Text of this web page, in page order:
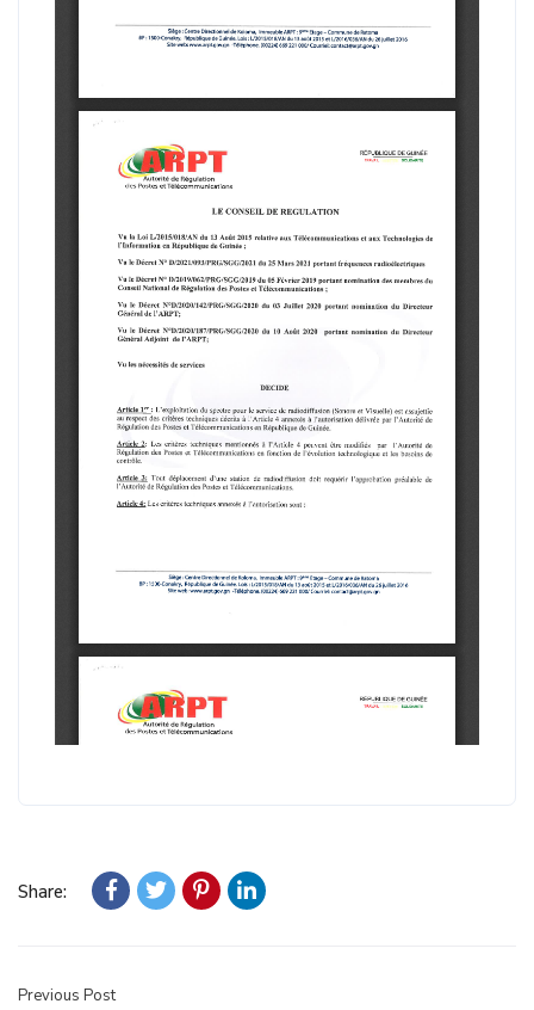
Share:
Previous Post